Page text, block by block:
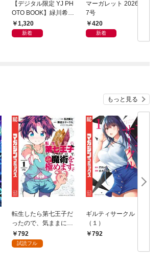
【デジタル限定 YJ PH
OTO BOOK】緑川希星
写真集「きらら、キラ
リ」
1,320
新着
マーガレット 2026年1
7号
420
新着
もっと見る
転生したら第七王子だ
ったので、気ままに魔
術を極めます（１）
792
試読フル
ギルティサークル
（１）
792